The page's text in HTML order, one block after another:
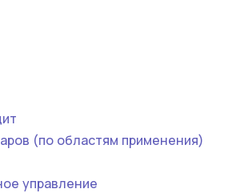
(по областям применения)
управление